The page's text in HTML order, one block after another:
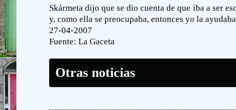
Skármeta dijo que se dio cuenta de que iba a ser
y, como ella se preocupaba, entonces yo la
27-04-2007
Fuente: La Gaceta
Otras noticias